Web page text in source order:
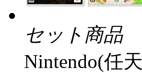
セット商品
Nintendo(任